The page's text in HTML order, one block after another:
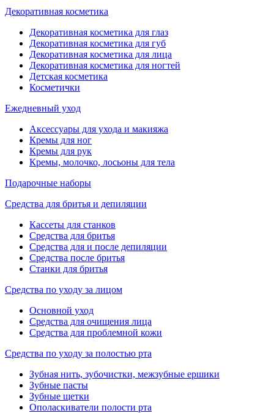
Декоративная косметика
Декоративная косметика для глаз
Декоративная косметика для губ
Декоративная косметика для лица
Декоративная косметика для ногтей
Детская косметика
Косметички
Ежедневный уход
Аксессуары для ухода и макияжа
Кремы для ног
Кремы для рук
Кремы, молочко, лосьоны для тела
Подарочные наборы
Средства для бритья и депиляции
Кассеты для станков
Средства для бритья
Средства для и после депиляции
Средства после бритья
Станки для бритья
Средства по уходу за лицом
Основной уход
Средства для очищения лица
Средства для проблемной кожи
Средства по уходу за полостью рта
Зубная нить, зубочистки, межзубные ершики
Зубные пасты
Зубные щетки
Ополаскиватели полости рта